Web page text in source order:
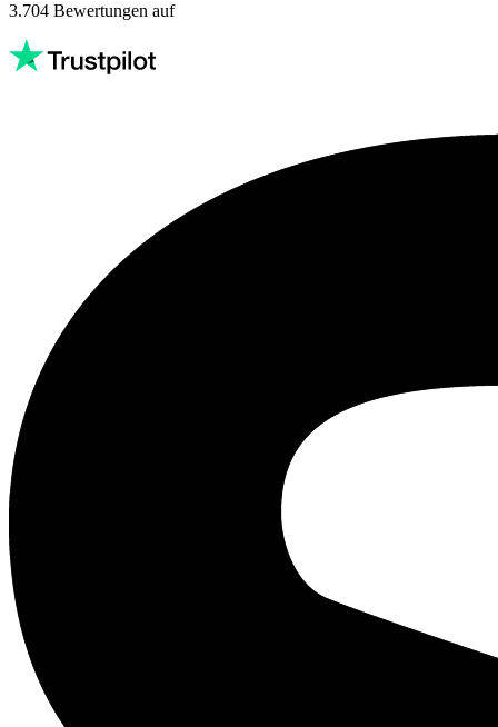
3.704 Bewertungen auf